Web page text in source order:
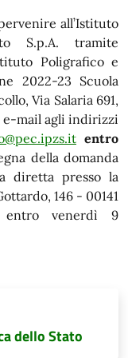
all’Istituto
S.p.A. tramite
Poligrafico e
2022-23 Scuola
Via Salaria 691,
e-mail agli indirizzi
entro
della domanda
diretta presso la
146 - 00141
entro venerdì 9
dello Stato